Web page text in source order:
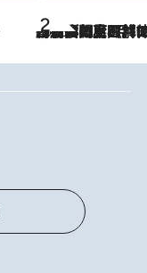
2026.8.8
「最後に見られてよかった」上野動物園の東園パンダ舎が解体前に特別公開。8月16日まで延長されたパネル展と共に辿る“半世紀”のパンダ飼育《解体工事の図面あり》